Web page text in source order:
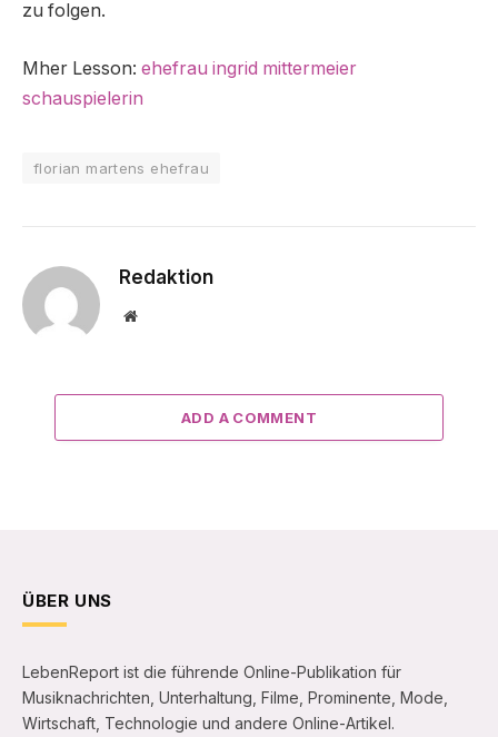
zu folgen.
Mher Lesson: ehefrau ingrid mittermeier
schauspielerin
florian martens ehefrau
Redaktion
Website
ADD A COMMENT
ÜBER UNS
LebenReport ist die führende Online-Publikation für
Musiknachrichten, Unterhaltung, Filme, Prominente, Mode,
Wirtschaft, Technologie und andere Online-Artikel.